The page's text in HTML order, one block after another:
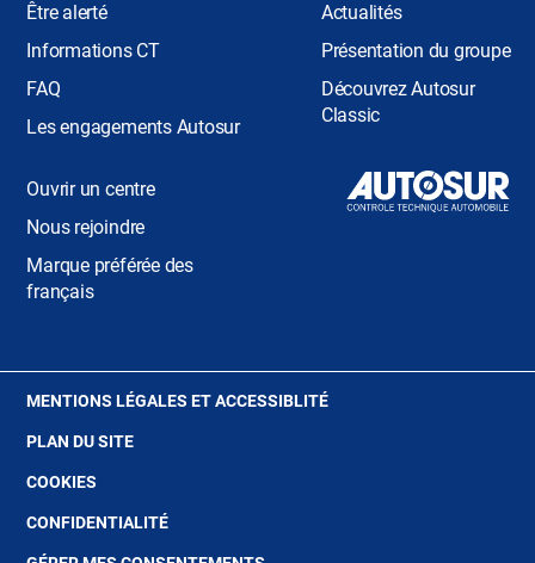
Être alerté
Informations CT
FAQ
Les engagements Autosur
Actualités
Présentation du groupe
Découvrez Autosur
Classic
Ouvrir un centre
Nous rejoindre
Marque préférée des
français
MENTIONS LÉGALES ET ACCESSIBLITÉ(OUVRE
PLAN DU SITE
COOKIES
UNE
CONFIDENTIALITÉ(OUVRE